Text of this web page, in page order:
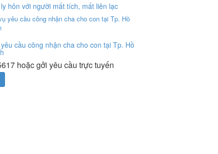
hôn với người mất tích, mất liên lạc
cầu công nhận cha cho con tại Tp. Hồ
hoặc gởi yêu cầu trực tuyến